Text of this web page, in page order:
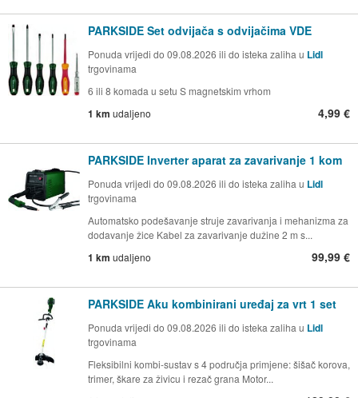
PARKSIDE Set odvijača s odvijačima VDE
Ponuda vrijedi do 09.08.2026 ili do isteka zaliha u Lidl
trgovinama
6 ili 8 komada u setu S magnetskim vrhom
1 km udaljeno 4,99 €
PARKSIDE Inverter aparat za zavarivanje 1 kom
Ponuda vrijedi do 09.08.2026 ili do isteka zaliha u Lidl
trgovinama
Automatsko podešavanje struje zavarivanja i mehanizma za
dodavanje žice Kabel za zavarivanje dužine 2 m s...
1 km udaljeno 99,99 €
PARKSIDE Aku kombinirani uređaj za vrt 1 set
Ponuda vrijedi do 09.08.2026 ili do isteka zaliha u Lidl
trgovinama
Fleksibilni kombi-sustav s 4 područja primjene: šišač korova,
trimer, škare za živicu i rezač grana Motor...